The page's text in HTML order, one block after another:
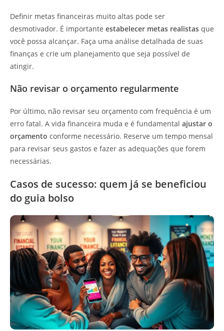
Definir metas financeiras muito altas pode ser
desmotivador. É importante estabelecer metas realistas que
você possa alcançar. Faça uma análise detalhada de suas
finanças e crie um planejamento que seja possível de
atingir.
Não revisar o orçamento regularmente
Por último, não revisar seu orçamento com frequência é um
erro fatal. A vida financeira muda e é fundamental ajustar o
orçamento conforme necessário. Reserve um tempo mensal
para revisar seus gastos e fazer as adequações que forem
necessárias.
Casos de sucesso: quem já se beneficiou
do guia bolso